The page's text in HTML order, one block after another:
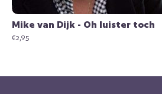
Mike van Dijk - Oh luister toch
€2,95